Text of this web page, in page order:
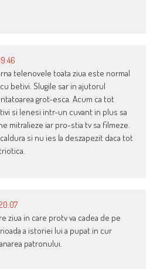
telenovele toata ziua este normal
betivi. Slugile sar in ajutorul
grot-esca. Acum ca tot
si lenesi intr-un cuvant in plus sa
mitralieze iar pro-stia tv sa filmeze.
si nu ies la deszapezit daca tot
ziua in care protv va cadea de pe
a istoriei lui a pupat in cur
patronului.